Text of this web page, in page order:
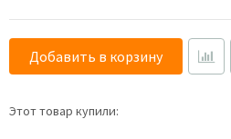
Добавить в корзину
Этот товар купили: